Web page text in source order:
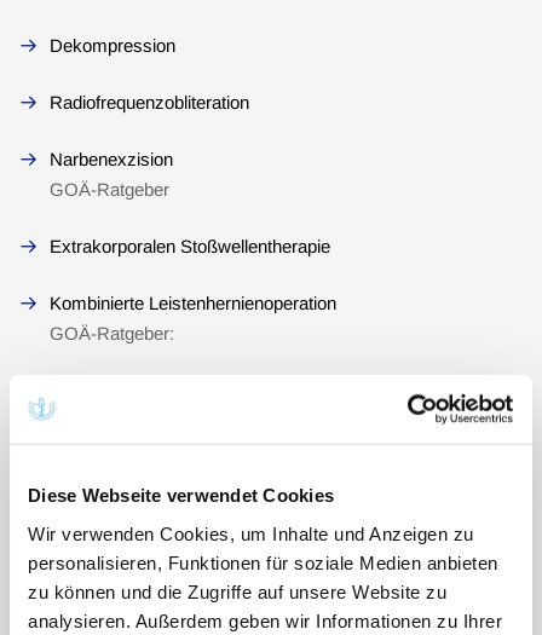
Diese Webseite verwendet Cookies
Wir verwenden Cookies, um Inhalte und Anzeigen zu
personalisieren, Funktionen für soziale Medien anbieten
zu können und die Zugriffe auf unsere Website zu
analysieren. Außerdem geben wir Informationen zu Ihrer
Dekompression
Radiofrequenzobliteration
Narbenexzision
GOÄ-Ratgeber
Extrakorporalen Stoßwellentherapie
Kombinierte Leistenhernienoperation
GOÄ-Ratgeber:
GOÄ-Ratgeber
GOÄ-Ratgeber
Liposuktion
GOÄ-Ratgeber